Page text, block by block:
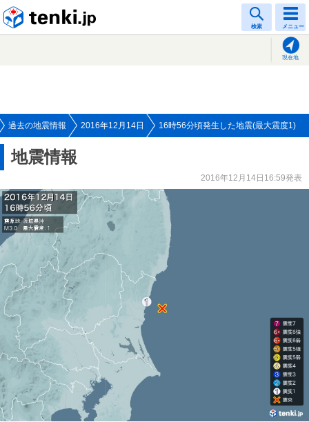
検索 メニュー
現在地
過去の地震情報 2016年12月14日 16時56分頃発生した地震(最大震度1)
地震情報
2016年12月14日16:59発表